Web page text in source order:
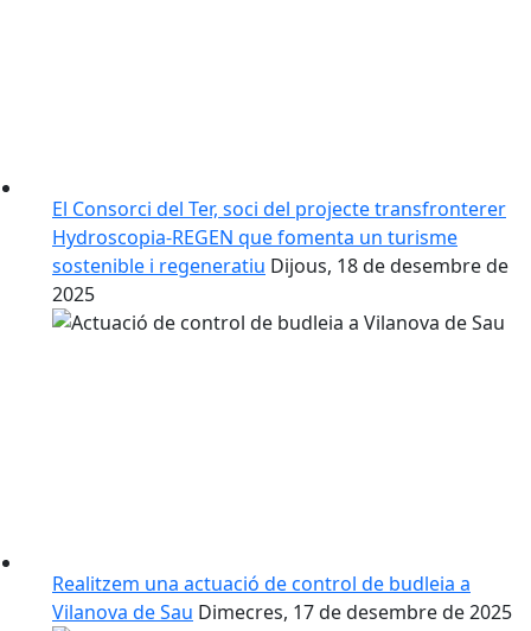
El Consorci del Ter, soci del projecte transfronterer
Hydroscopia-REGEN que fomenta un turisme
sostenible i regeneratiu Dijous, 18 de desembre de
2025
Realitzem una actuació de control de budleia a
Vilanova de Sau Dimecres, 17 de desembre de 2025